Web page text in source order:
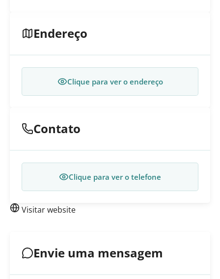
Endereço
Clique para ver o endereço
Contato
Clique para ver o telefone
Visitar website
Envie uma mensagem